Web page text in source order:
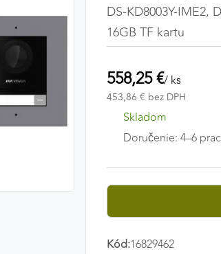
DS-KD8003Y-IME2,
16GB TF kartu
558,25 €/ ks
453,86 € bez DPH
Skladom
Doručenie: 4–6
Kód:16829462